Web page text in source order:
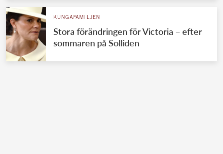
KUNGAFAMILJEN
Stora förändringen för Victoria – efter
sommaren på Solliden